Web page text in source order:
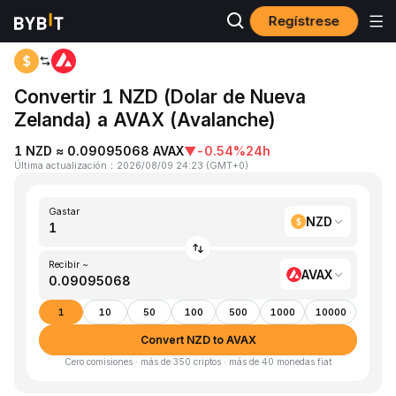
Regístrese
Inicio NZD to AVAX
Convertir 1 NZD (Dolar de Nueva
Zelanda) a AVAX (Avalanche)
1 NZD ≈ 0.09095068 AVAX▼-0.54%24h
Última actualización ： 2026/08/09 24:23 (GMT+0)
Gastar
NZD
Recibir ~
AVAX
1 10 50 100 500 1000 10000
Convert NZD to AVAX
Cero comisiones · más de 350 criptos · más de 40 monedas fiat